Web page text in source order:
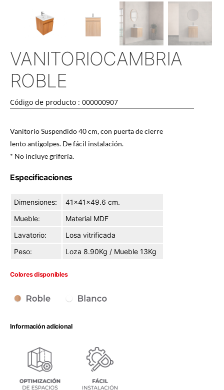
VANITORIOCAMBRIA
ROBLE
Código de producto : 000000907
Vanitorio Suspendido 40 cm, con puerta de cierre
lento antigolpes. De fácil instalación.
* No incluye grifería.
Especificaciones
Dimensiones:
41×41×49.6 cm.
Mueble:
Material MDF
Lavatorio:
Losa vitrificada
Peso:
Loza 8.90Kg / Mueble 13Kg
Colores disponibles
Información adicional